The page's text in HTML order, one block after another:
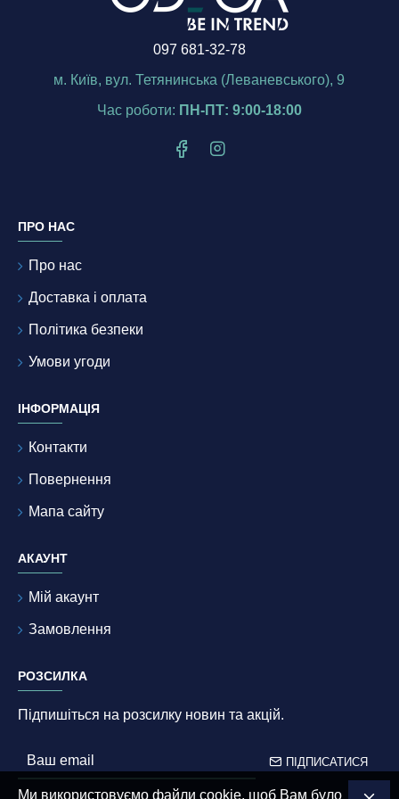
097 681-32-78
м. Київ, вул. Тетянинська (Леваневського), 9
Час роботи: ПН-ПТ: 9:00-18:00
ПРО НАС
Про нас
Доставка і оплата
Політика безпеки
Умови угоди
ІНФОРМАЦІЯ
Контакти
Повернення
Мапа сайту
АКАУНТ
Мій акаунт
Замовлення
РОЗСИЛКА
Підпишіться на розсилку новин та акцій.
ПІДПИСАТИСЯ
Ми використовуємо файли cookie, щоб Вам було